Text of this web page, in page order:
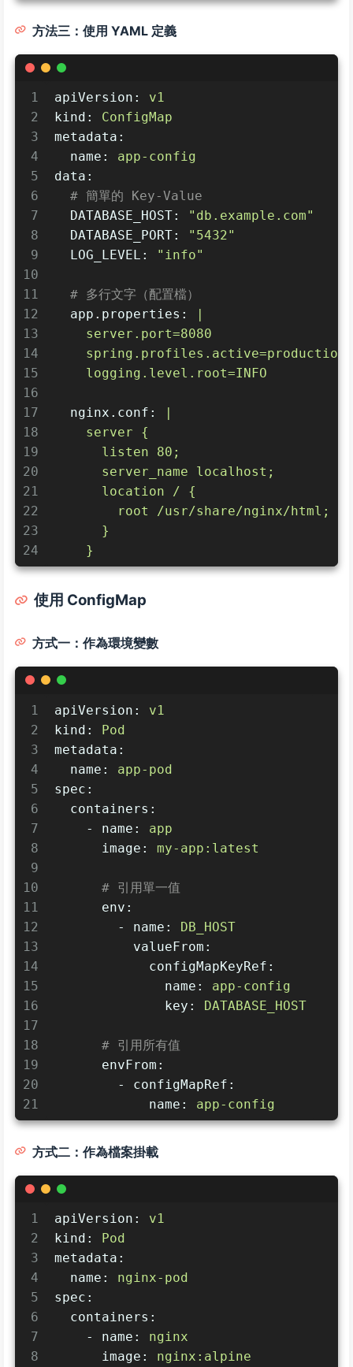
方法三：使用 YAML 定義
1
2
3
4
5
6
7
8
9
10
11
12
13
14
15
16
17
18
19
20
21
22
23
24
apiVersion:
v1
kind:
ConfigMap
metadata:
name:
app-config
data:
# 簡單的 Key-Value
DATABASE_HOST:
"db.example.com"
DATABASE_PORT:
"5432"
LOG_LEVEL:
"info"
# 多行文字（配置檔）
app.properties:
    server.port=8080
    spring.profiles.active=production
    logging.level.root=INFO
nginx.conf:
    server {
      listen 80;
      server_name localhost;
      location / {
        root /usr/share/nginx/html;
      }
    }
使用 ConfigMap
方式一：作為環境變數
1
2
3
4
5
6
7
8
9
10
11
12
13
14
15
16
17
18
19
20
21
apiVersion:
v1
kind:
Pod
metadata:
name:
app-pod
spec:
containers:
-
name:
app
image:
my-app:latest
# 引用單一值
env:
-
name:
DB_HOST
valueFrom:
configMapKeyRef:
name:
app-config
key:
DATABASE_HOST
# 引用所有值
envFrom:
-
configMapRef:
name:
app-config
方式二：作為檔案掛載
1
2
3
4
5
6
7
8
apiVersion:
v1
kind:
Pod
metadata:
name:
nginx-pod
spec:
containers:
-
name:
nginx
image:
nginx:alpine